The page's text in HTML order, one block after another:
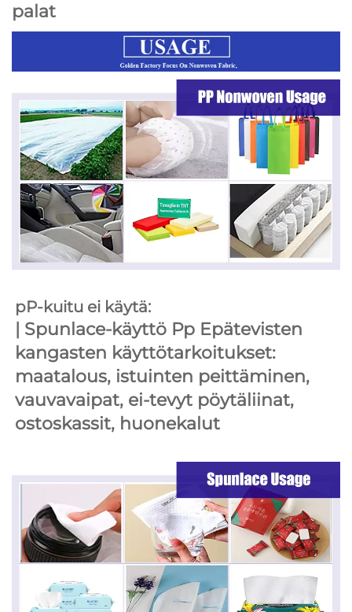
palat
pP-kuitu ei käytä:
| Spunlace-käyttö Pp Epätevisten
kangasten käyttötarkoitukset:
maatalous, istuinten peittäminen,
vauvavaipat, ei-tevyt pöytäliinat,
ostoskassit, huonekalut